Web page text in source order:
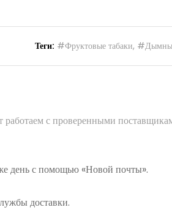
Теги: #Фруктовые табаки,
с проверенными
день с помощью «Новой почты».
доставки.